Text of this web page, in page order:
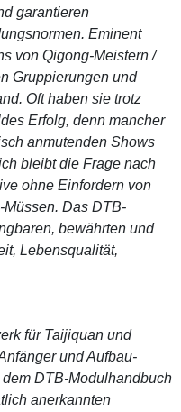
garantieren
Eminent
von Qigong-Meistern /
Gruppierungen und
Oft haben sie trotz
Erfolg, denn mancher
anmutenden Shows
bleibt die Frage nach
ohne Einfordern von
Das DTB-
bewährten und
Lebensqualität,
für Taijiquan und
und Aufbau-
DTB-Modulhandbuch
anerkannten